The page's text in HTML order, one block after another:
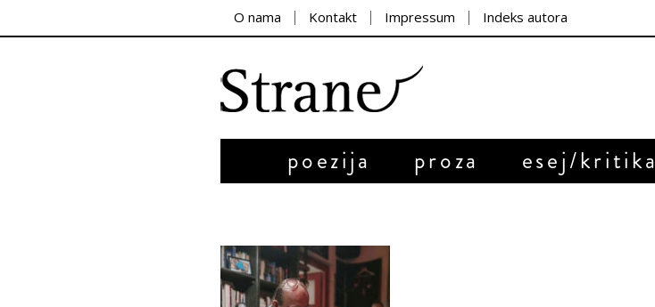
O nama Kontakt Impressum Indeks autora
poezija proza esej/kritika